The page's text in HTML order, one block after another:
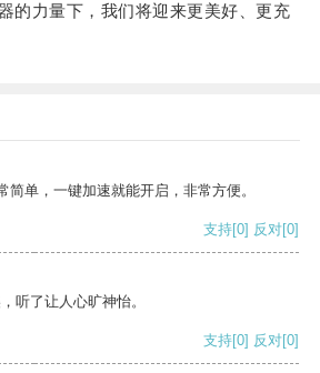
力量下，我们将迎来更美好、更充
简单，一键加速就能开启，非常方便。
支持[0] 反对[0]
听了让人心旷神怡。
支持[0] 反对[0]